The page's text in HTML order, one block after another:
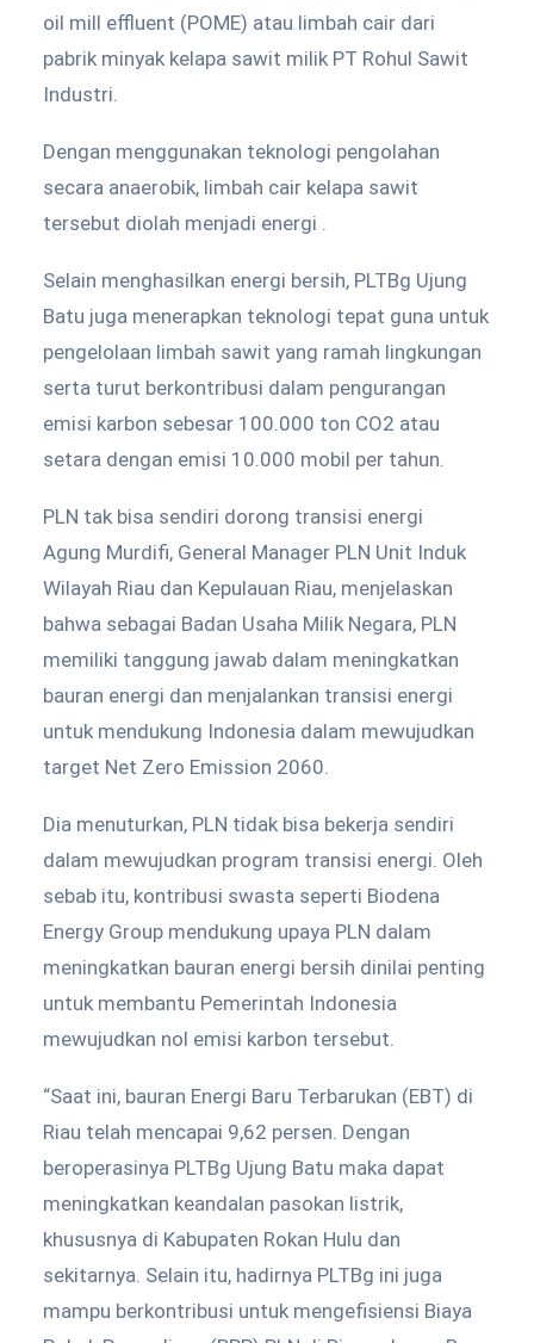
oil mill effluent (POME) atau limbah cair dari
pabrik minyak kelapa sawit milik PT Rohul Sawit
Industri.
Dengan menggunakan teknologi pengolahan
secara anaerobik, limbah cair kelapa sawit
tersebut diolah menjadi energi .
Selain menghasilkan energi bersih, PLTBg Ujung
Batu juga menerapkan teknologi tepat guna untuk
pengelolaan limbah sawit yang ramah lingkungan
serta turut berkontribusi dalam pengurangan
emisi karbon sebesar 100.000 ton CO2 atau
setara dengan emisi 10.000 mobil per tahun.
PLN tak bisa sendiri dorong transisi energi
Agung Murdifi, General Manager PLN Unit Induk
Wilayah Riau dan Kepulauan Riau, menjelaskan
bahwa sebagai Badan Usaha Milik Negara, PLN
memiliki tanggung jawab dalam meningkatkan
bauran energi dan menjalankan transisi energi
untuk mendukung Indonesia dalam mewujudkan
target Net Zero Emission 2060.
Dia menuturkan, PLN tidak bisa bekerja sendiri
dalam mewujudkan program transisi energi. Oleh
sebab itu, kontribusi swasta seperti Biodena
Energy Group mendukung upaya PLN dalam
meningkatkan bauran energi bersih dinilai penting
untuk membantu Pemerintah Indonesia
mewujudkan nol emisi karbon tersebut.
“Saat ini, bauran Energi Baru Terbarukan (EBT) di
Riau telah mencapai 9,62 persen. Dengan
beroperasinya PLTBg Ujung Batu maka dapat
meningkatkan keandalan pasokan listrik,
khususnya di Kabupaten Rokan Hulu dan
sekitarnya. Selain itu, hadirnya PLTBg ini juga
mampu berkontribusi untuk mengefisiensi Biaya